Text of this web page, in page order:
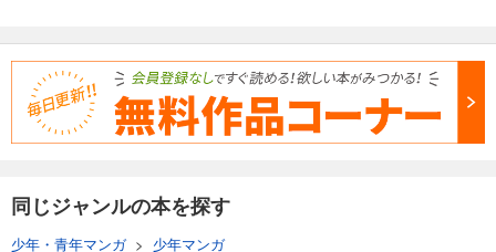
同じジャンルの本を探す
少年・青年マンガ> 少年マンガ